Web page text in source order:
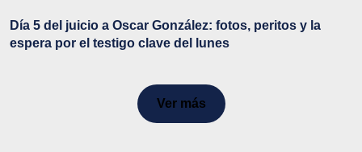
Día 5 del juicio a Oscar González: fotos, peritos y la
espera por el testigo clave del lunes
Ver más